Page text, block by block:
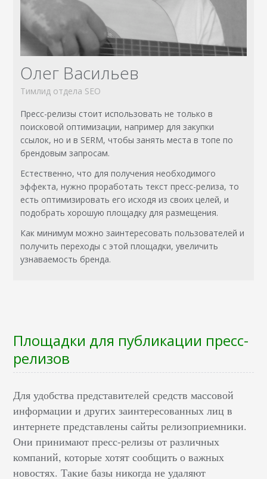
Олег Васильев
Тимлид отдела SEO
Пресс-релизы стоит использовать не только в
поисковой оптимизации, например для закупки
ссылок, но и в SERM, чтобы занять места в топе по
брендовым запросам.
Естественно, что для получения необходимого
эффекта, нужно проработать текст пресс-релиза, то
есть оптимизировать его исходя из своих целей, и
подобрать хорошую площадку для размещения.
Как минимум можно заинтересовать пользователей и
получить переходы с этой площадки, увеличить
узнаваемость бренда.
Площадки для публикации пресс-
релизов
Для удобства представителей средств массовой
информации и других заинтересованных лиц в
интернете представлены сайты релизоприемники.
Они принимают пресс-релизы от различных
компаний, которые хотят сообщить о важных
новостях. Такие базы никогда не удаляют